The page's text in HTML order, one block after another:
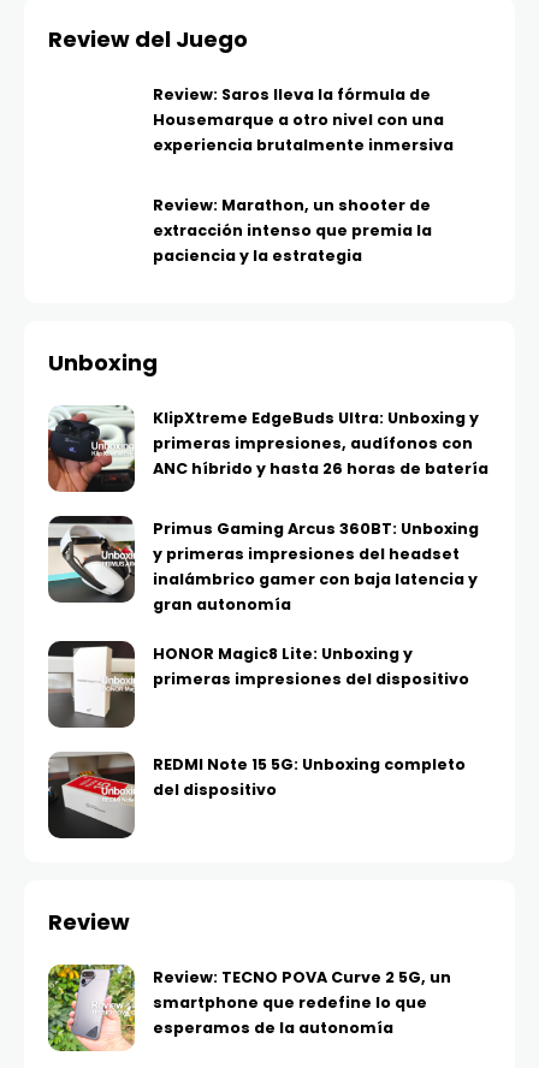
Review del Juego
Review: Saros lleva la fórmula de
Housemarque a otro nivel con una
experiencia brutalmente inmersiva
Review: Marathon, un shooter de
extracción intenso que premia la
paciencia y la estrategia
Unboxing
KlipXtreme EdgeBuds Ultra: Unboxing y
primeras impresiones, audífonos con
ANC híbrido y hasta 26 horas de batería
Primus Gaming Arcus 360BT: Unboxing
y primeras impresiones del headset
inalámbrico gamer con baja latencia y
gran autonomía
HONOR Magic8 Lite: Unboxing y
primeras impresiones del dispositivo
REDMI Note 15 5G: Unboxing completo
del dispositivo
Review
Review: TECNO POVA Curve 2 5G, un
smartphone que redefine lo que
esperamos de la autonomía